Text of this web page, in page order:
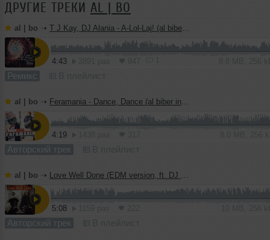
ДРУГИЕ ТРЕКИ AL | BO
al | bo ➝ T J Kay, DJ Alania - A-Lol-Laj! (al biber remix)
4:43
Ремикс
al | bo ➝ Feramania - Dance, Dance (al biber instrumental mix)
4:19
Авторский трек
al | bo ➝ Love Well Done (EDM version, ft. DJ Haley)
5:08
Авторский трек